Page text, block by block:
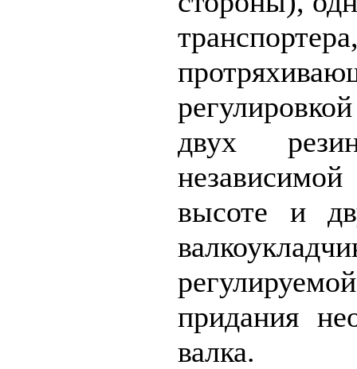
двух
высоте и
придания
валка.